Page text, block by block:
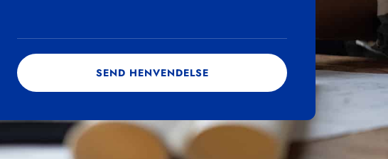
SEND HENVENDELSE